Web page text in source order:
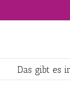
Das gibt es